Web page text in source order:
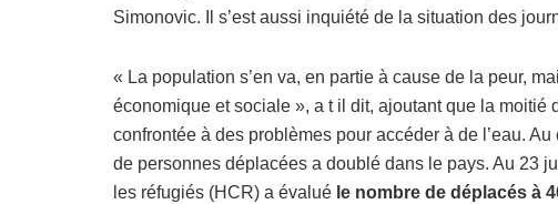
Simonovic. Il s’est aussi inquiété de la situation des
« La population s’en va, en partie à cause de la peur,
économique et sociale », a t il dit, ajoutant que la
confrontée à des problèmes pour accéder à de l’eau.
de personnes déplacées a doublé dans le pays. Au 23
les réfugiés (HCR) a évalué le nombre de déplacés à